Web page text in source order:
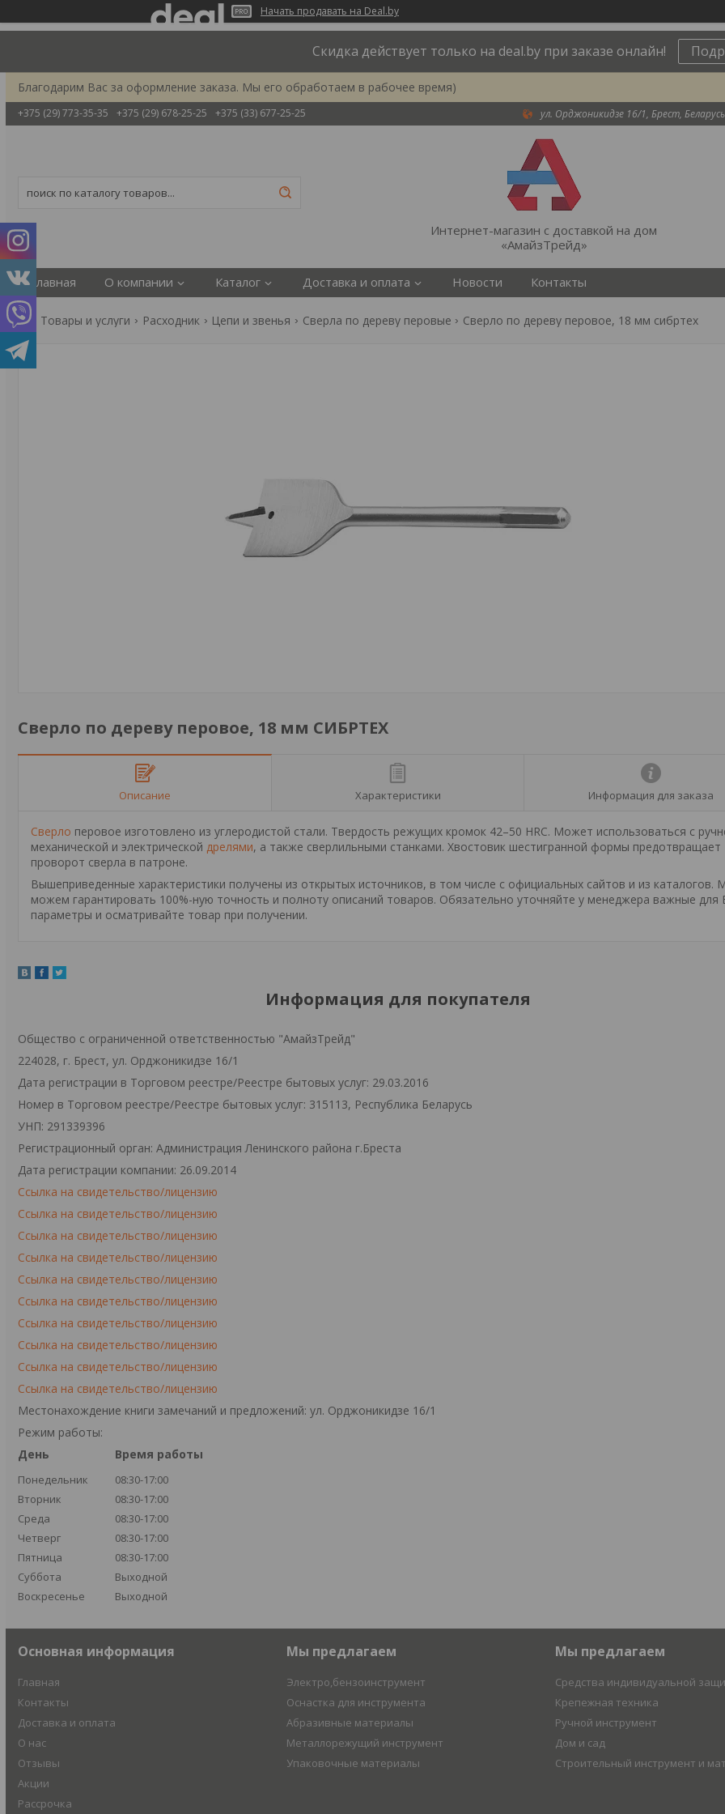
Начать продавать на Deal.by
Скидка действует только на deal.by при заказе онлайн!
Благодарим Вас за оформление заказа. Мы его обработаем в рабочее время)
+375 (29) 773-35-35 +375 (29) 678-25-25 +375 (33) 677-25-25 ул. Орджоникидзе 16/1, Брест, Беларусь
Интернет-магазин с доставкой на дом
«АмайзТрейд»
Главная О компании Каталог Доставка и оплата Новости Контакты
Товары и услуги Расходник Цепи и звенья Сверла по дереву перовые Сверло по дереву перовое, 18 мм сибртех
Сверло по дереву перовое, 18 мм СИБРТЕХ
Описание Характеристики Информация для заказа
Сверло перовое изготовлено из углеродистой стали. Твердость режущих кромок 42–50 HRС. Может использоваться с
механической и электрической дрелями, а также сверлильными станками. Хвостовик шестигранной формы предотвращает
проворот сверла в патроне.
Вышеприведенные характеристики получены из открытых источников, в том числе с официальных сайтов и из каталогов.
можем гарантировать 100%-ную точность и полноту описаний товаров. Обязательно уточняйте у менеджера важные для
параметры и осматривайте товар при получении.
Информация для покупателя
Общество с ограниченной ответственностью "АмайзТрейд"
224028, г. Брест, ул. Орджоникидзе 16/1
Дата регистрации в Торговом реестре/Реестре бытовых услуг: 29.03.2016
Номер в Торговом реестре/Реестре бытовых услуг: 315113, Республика Беларусь
УНП: 291339396
Регистрационный орган: Администрация Ленинского района г.Бреста
Дата регистрации компании: 26.09.2014
Ссылка на свидетельство/лицензию
Ссылка на свидетельство/лицензию
Ссылка на свидетельство/лицензию
Ссылка на свидетельство/лицензию
Ссылка на свидетельство/лицензию
Ссылка на свидетельство/лицензию
Ссылка на свидетельство/лицензию
Ссылка на свидетельство/лицензию
Ссылка на свидетельство/лицензию
Ссылка на свидетельство/лицензию
Местонахождение книги замечаний и предложений: ул. Орджоникидзе 16/1
Режим работы:
День
Время работы
Понедельник
08:30-17:00
Вторник
08:30-17:00
Среда
08:30-17:00
Четверг
08:30-17:00
Пятница
08:30-17:00
Суббота
Выходной
Воскресенье
Выходной
Основная информация
Главная
Контакты
Доставка и оплата
О нас
Отзывы
Акции
Рассрочка
Мы предлагаем
Электро,бензоинструмент
Оснастка для инструмента
Абразивные материалы
Металлорежущий инструмент
Упаковочные материалы
Мы предлагаем
Средства индивидуальной
Крепежная техника
Ручной инструмент
Дом и сад
Строительный инструмент и